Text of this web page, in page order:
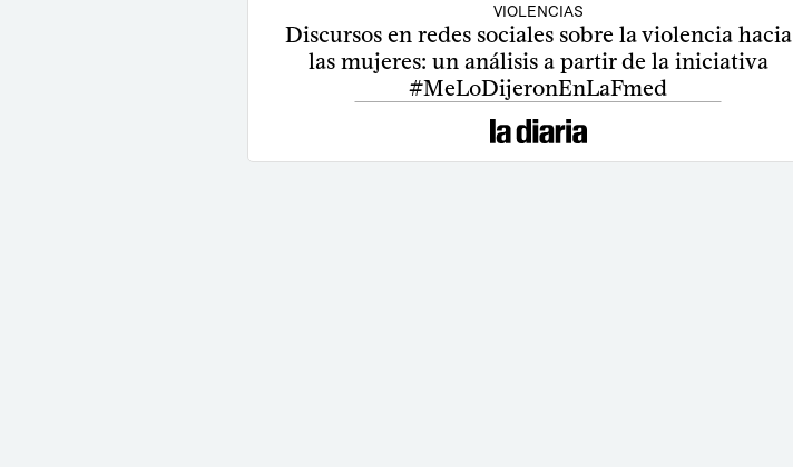
VIOLENCIAS
Discursos en redes sociales sobre la violencia hacia
las mujeres: un análisis a partir de la iniciativa
#MeLoDijeronEnLaFmed